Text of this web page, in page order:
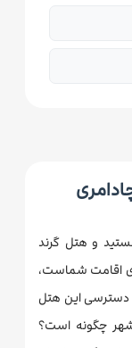
و هتل گرند
اقامت شماست،
دسترسی این هتل
چگونه است؟